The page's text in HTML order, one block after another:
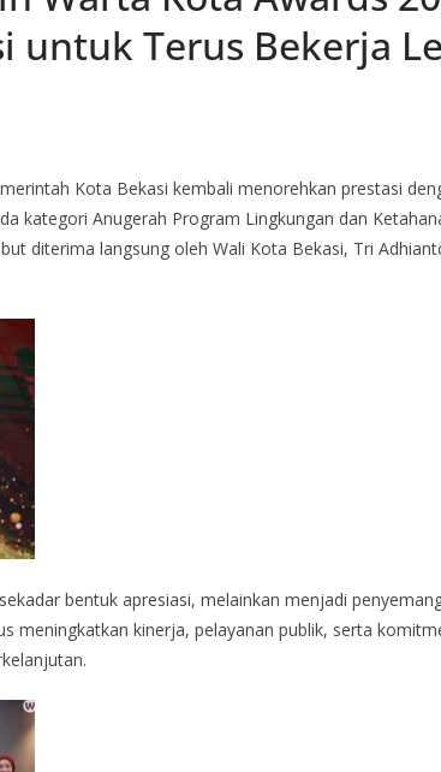
untuk Terus Bekerja
Kota Bekasi kembali menorehkan prestasi
kategori Anugerah Program Lingkungan dan
diterima langsung oleh Wali Kota Bekasi, Tri
bentuk apresiasi, melainkan menjadi
meningkatkan kinerja, pelayanan publik, serta